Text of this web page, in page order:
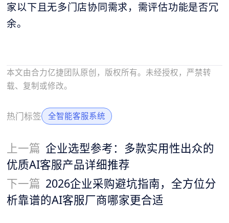
家以下且无多门店协同需求，需评估功能是否冗
余。
本文由合力亿捷团队原创，版权所有。未经授权，严禁转
载、复制或修改。
热门标签 全智能客服系统
上一篇 企业选型参考：多款实用性出众的
优质AI客服产品详细推荐
下一篇 2026企业采购避坑指南，全方位分
析靠谱的AI客服厂商哪家更合适